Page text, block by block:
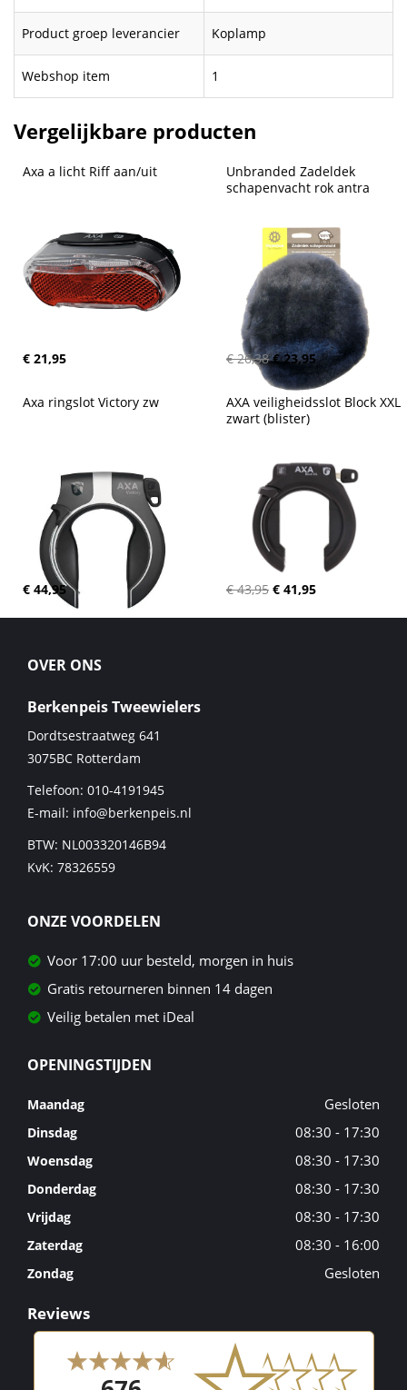
Product groep leverancier Koplamp
Webshop item 1
Vergelijkbare producten
Axa a licht Riff aan/uit
€ 21,95
Unbranded Zadeldek
schapenvacht rok antra
€ 26,38 € 23,95
Axa ringslot Victory zw
€ 44,95
AXA veiligheidsslot Block XXL
zwart (blister)
€ 43,95 € 41,95
OVER ONS
Berkenpeis Tweewielers
Dordtsestraatweg 641
3075BC Rotterdam
Telefoon: 010-4191945
E-mail: info@berkenpeis.nl
BTW: NL003320146B94
KvK: 78326559
ONZE VOORDELEN
Voor 17:00 uur besteld, morgen in huis
Gratis retourneren binnen 14 dagen
Veilig betalen met iDeal
OPENINGSTIJDEN
Maandag Gesloten
Dinsdag 08:30 - 17:30
Woensdag 08:30 - 17:30
Donderdag 08:30 - 17:30
Vrijdag 08:30 - 17:30
Zaterdag 08:30 - 16:00
Zondag Gesloten
Reviews